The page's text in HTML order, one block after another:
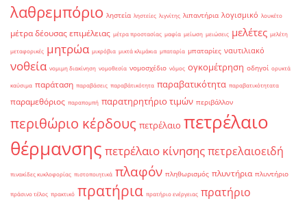
λαθρεμπόριο ληστεία ληστείες λιγνίτης λιπαντήρια λογισμικό λουκέτο
μέτρα δέουσας επιμέλειας μέτρα προστασίας μαφία μείωση μειώσεις μελέτες μελέτη
μεταφορικές μητρώα μικρόβια μικτά κλιμάκια μπαταρία μπαταρίες ναυτιλιακό
νοθεία νομιμη διακίνηση νομοθεσία νομοσχέδιο νόμος ογκομέτρηση οδηγοί ορυκτά
καύσιμα παράταση παραβάσεις παραβάτικότητα παραβατικότητα παραβατικότητατα
παραμεθόριος παραπομπή παρατηρητήριο τιμών περιβάλλον
περιθώριο κέρδους πετρέλαιο πετρέλαιο
θέρμανσης πετρέλαιο κίνησηςπετρελαιοειδή
πινακίδες κυκλοφορίας πιστοποιητικά πλαφόν πληθωρισμός πλυντήρια πλυντήριο
πράσινο τέλος πρακτικό πρατήρια πρατήριο ενέργειας πρατήριο